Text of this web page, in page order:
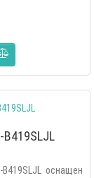
B419SLJL
оснащен